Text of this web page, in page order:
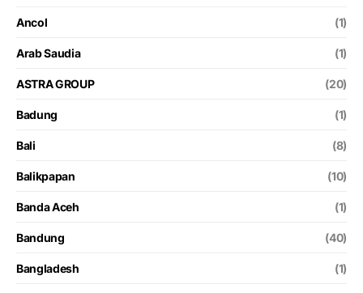
Ancol (1)
Arab Saudia (1)
ASTRA GROUP (20)
Badung (1)
Bali (8)
Balikpapan (10)
Banda Aceh (1)
Bandung (40)
Bangladesh (1)